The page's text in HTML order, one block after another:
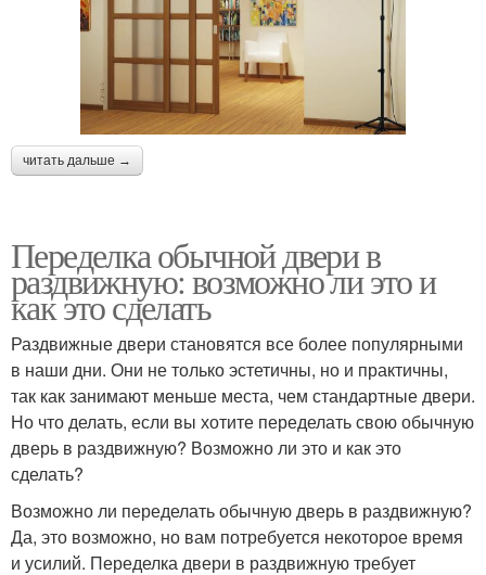
читать дальше →
Переделка обычной двери в
раздвижную: возможно ли это и
как это сделать
Раздвижные двери становятся все более популярными
в наши дни. Они не только эстетичны, но и практичны,
так как занимают меньше места, чем стандартные двери.
Но что делать, если вы хотите переделать свою обычную
дверь в раздвижную? Возможно ли это и как это
сделать?
Возможно ли переделать обычную дверь в раздвижную?
Да, это возможно, но вам потребуется некоторое время
и усилий. Переделка двери в раздвижную требует